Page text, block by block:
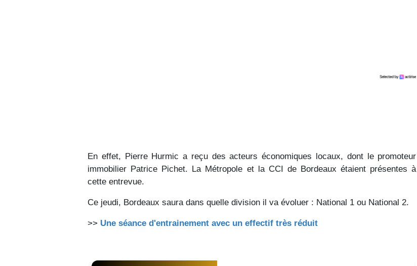
En effet, Pierre Hurmic a reçu des acteurs économiques locaux, dont le promoteur
immobilier Patrice Pichet. La Métropole et la CCI de Bordeaux étaient présentes à
cette entrevue.
Ce jeudi, Bordeaux saura dans quelle division il va évoluer : National 1 ou National 2.
>> Une séance d'entrainement avec un effectif très réduit